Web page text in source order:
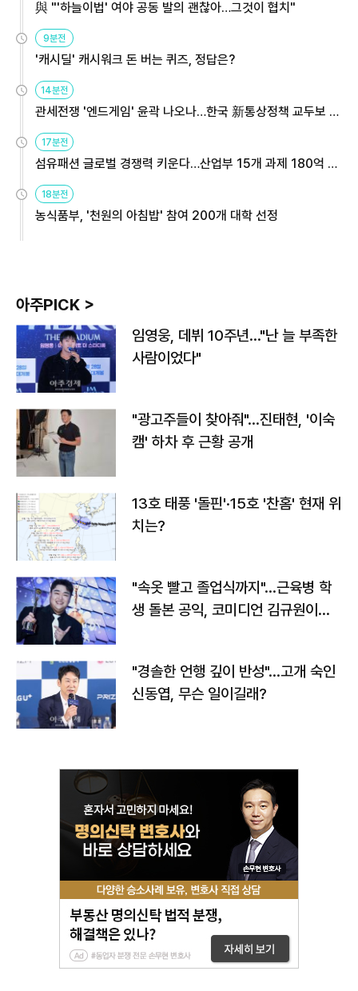
與 "'하늘이법' 여야 공동 발의 괜찮아…그것이 협치"
9분전
'캐시딜' 캐시워크 돈 버는 퀴즈, 정답은?
14분전
관세전쟁 '엔드게임' 윤곽 나오나…한국 新통상정책 교두보 활
용해야
17분전
섬유패션 글로벌 경쟁력 키운다…산업부 15개 과제 180억 지
원
18분전
농식품부, '천원의 아침밥' 참여 200개 대학 선정
아주PICK >
임영웅, 데뷔 10주년…"난 늘 부족한
사람이었다"
"광고주들이 찾아줘"…진태현, '이숙
캠' 하차 후 근황 공개
13호 태풍 '돌핀'·15호 '찬홈' 현재 위
치는?
"속옷 빨고 졸업식까지"…근육병 학
생 돌본 공익, 코미디언 김규원이었
"경솔한 언행 깊이 반성"…고개 숙인
신동엽, 무슨 일이길래?